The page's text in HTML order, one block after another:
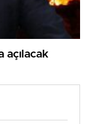
açılacak